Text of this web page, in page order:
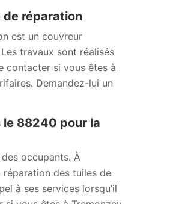
de réparation
est un couvreur
travaux sont réalisés
contacter si vous êtes à
Demandez-lui un
le 88240 pour la
occupants. À
des tuiles de
à ses services lorsqu’il